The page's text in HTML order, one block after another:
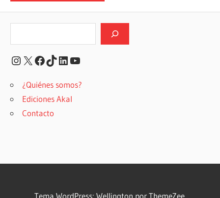
Instagram
X Facebook
TikTok
LinkedIn
YouTube
¿Quiénes somos?
Ediciones Akal
Contacto
Tema WordPress: Wellington por ThemeZee.